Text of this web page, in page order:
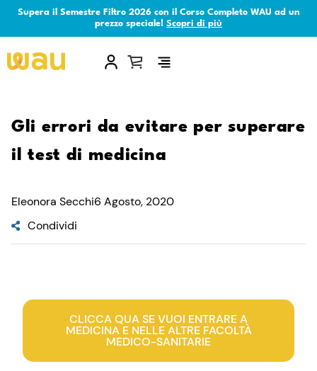
Supera il Semestre Filtro 2026 con il Corso Completo WAU ad un
prezzo speciale! Scopri di più
×
Gli errori da evitare per superare
il test di medicina
Eleonora Secchi6 Agosto, 2020
Condividi
CLICCA QUA SE VUOI ENTRARE A
MEDICINA E NELLE ALTRE FACOLTÀ
MEDICO-SANITARIE